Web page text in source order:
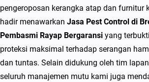
s
i
pengeroposan kerangka atap dan furnitur
hadir menawarkan Jasa Pest Control di
Pembasmi Rayap Bergaransi yang
proteksi maksimal terhadap serangan
dan tuntas. Selain didukung oleh tim
seluruh manajemen mutu kami juga